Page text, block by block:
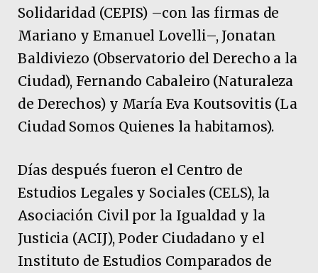
Solidaridad (CEPIS) –con las firmas de
Mariano y Emanuel Lovelli–, Jonatan
Baldiviezo (Observatorio del Derecho a la
Ciudad), Fernando Cabaleiro (Naturaleza
de Derechos) y María Eva Koutsovitis (La
Ciudad Somos Quienes la habitamos).
Días después fueron el Centro de
Estudios Legales y Sociales (CELS), la
Asociación Civil por la Igualdad y la
Justicia (ACIJ), Poder Ciudadano y el
Instituto de Estudios Comparados de